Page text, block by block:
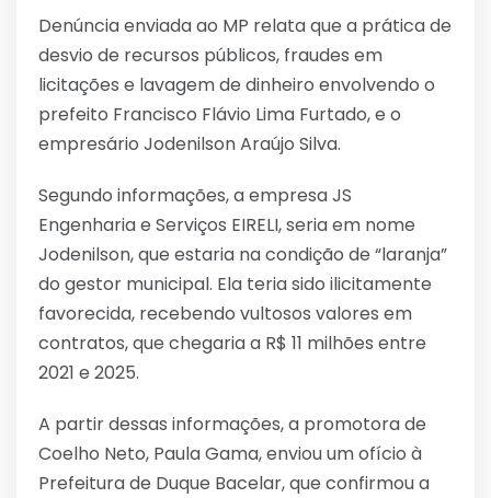
Denúncia enviada ao MP relata que a prática de
desvio de recursos públicos, fraudes em
licitações e lavagem de dinheiro envolvendo o
prefeito Francisco Flávio Lima Furtado, e o
empresário Jodenilson Araújo Silva.
Segundo informações, a empresa JS
Engenharia e Serviços EIRELI, seria em nome
Jodenilson, que estaria na condição de “laranja”
do gestor municipal. Ela teria sido ilicitamente
favorecida, recebendo vultosos valores em
contratos, que chegaria a R$ 11 milhões entre
2021 e 2025.
A partir dessas informações, a promotora de
Coelho Neto, Paula Gama, enviou um ofício à
Prefeitura de Duque Bacelar, que confirmou a